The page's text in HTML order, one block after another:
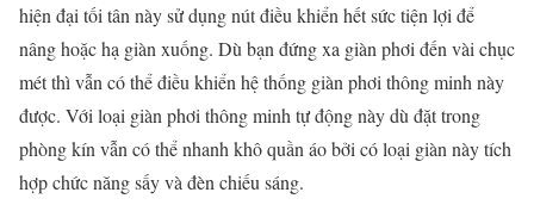
hiện đại tối tân này sử dụng nút điều khiển hết sức tiện lợi để
nâng hoặc hạ giàn xuống. Dù bạn đứng xa giàn phơi đến vài chục
mét thì vẫn có thể điều khiển hệ thống giàn phơi thông minh này
được. Với loại giàn phơi thông minh tự động này dù đặt trong
phòng kín vẫn có thể nhanh khô quần áo bởi có loại giàn này tích
hợp chức năng sấy và đèn chiếu sáng.